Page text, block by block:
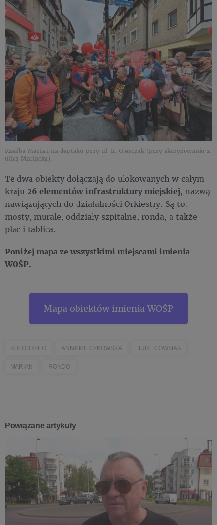
Rzeźba Marian na deptaku przy ul. E. Gierczak (przy skrzyżowaniu z
ulicą Mariacką).
Te dwa obiekty dołączają do ulokowanych w całym
kraju 26 elementów infrastruktury miejskiej, nazwą
nawiązujących do działalności Orkiestry. Są to:
mosty, murale, oddziały szpitalne, ronda, a także
plac i tablica.
Poniżej mapa ze wszystkimi miejscami imienia
WOŚP.
Mapa obiektów imienia WOŚP
KOŁOBRZEG ANNA MIECZKOWSKA JUREK OWSIAK
MARIAN RONDO
Powiązane artykuły